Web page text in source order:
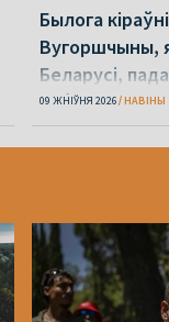
Былога
Вугоршчыны,
Беларусі,
хабарніцтве
09 ЖНІЎНЯ 2026 НАВІНЫ